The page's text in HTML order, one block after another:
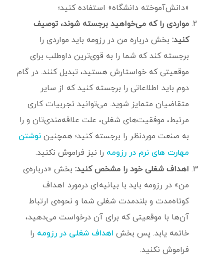
«دانش‌آموخته دانشگاه» استفاده کنید؛
مواردی را که می‌خواهید برجسته شوند، توصیف
کنید: بخش درباره من در رزومه باید مواردی را
برجسته کند که شما را به قوی‌ترین داوطلب برای
موقعیتی که خواستارش هستید، تبدیل کنند. در گام
دوم باید اطلاعاتی را برجسته کنید که از سایر
متقاضیان متمایز شوید. می‌توانید تجربیات کاری
مرتبط، موفقیت‌های شغلی، علت علاقه‌مندی‌تان و را
به صنعت موردنظر را برجسته کنید؛ همچنین نوشتن
مهارت های نرم در رزومه را نیز فراموش نکنید.
اهداف شغلی خود را مشخص کنید: بخش «درباره‌ی
من» در رزومه باید با بیانیه‌ای درمورد اهداف
کوتاه‌مدت و بلند‌مدت شغلی شما و نحوه‌ی ارتباط
آن‌ها با موقعیتی که برای آن درخواست می‌دهید،
خاتمه یابد. پس بخش اهداف شغلی در رزومه را
فراموش نکنید.